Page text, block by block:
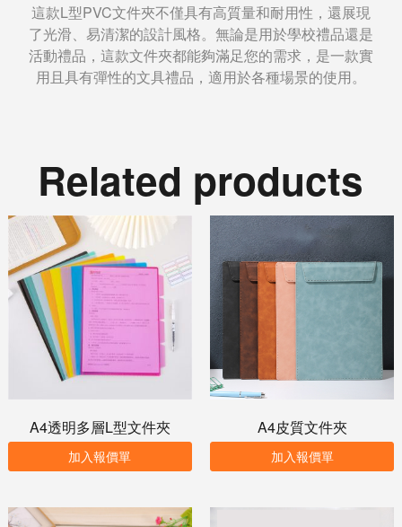
這款L型PVC文件夾不僅具有高質量和耐用性，還展現
了光滑、易清潔的設計風格。無論是用於學校禮品還是
活動禮品，這款文件夾都能夠滿足您的需求，是一款實
用且具有彈性的文具禮品，適用於各種場景的使用。
Related products
A4透明多層L型文件夾
加入報價單
A4皮質文件夾
加入報價單